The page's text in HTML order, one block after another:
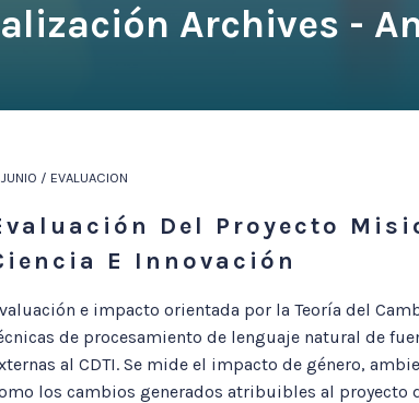
Archives -
/ EVALUACION
Del Proyecto
E Innovación
e impacto orientada por la Teoría del
de procesamiento de lenguaje natural de
al CDTI. Se mide el impacto de género,
los cambios generados atribuibles al proyecto